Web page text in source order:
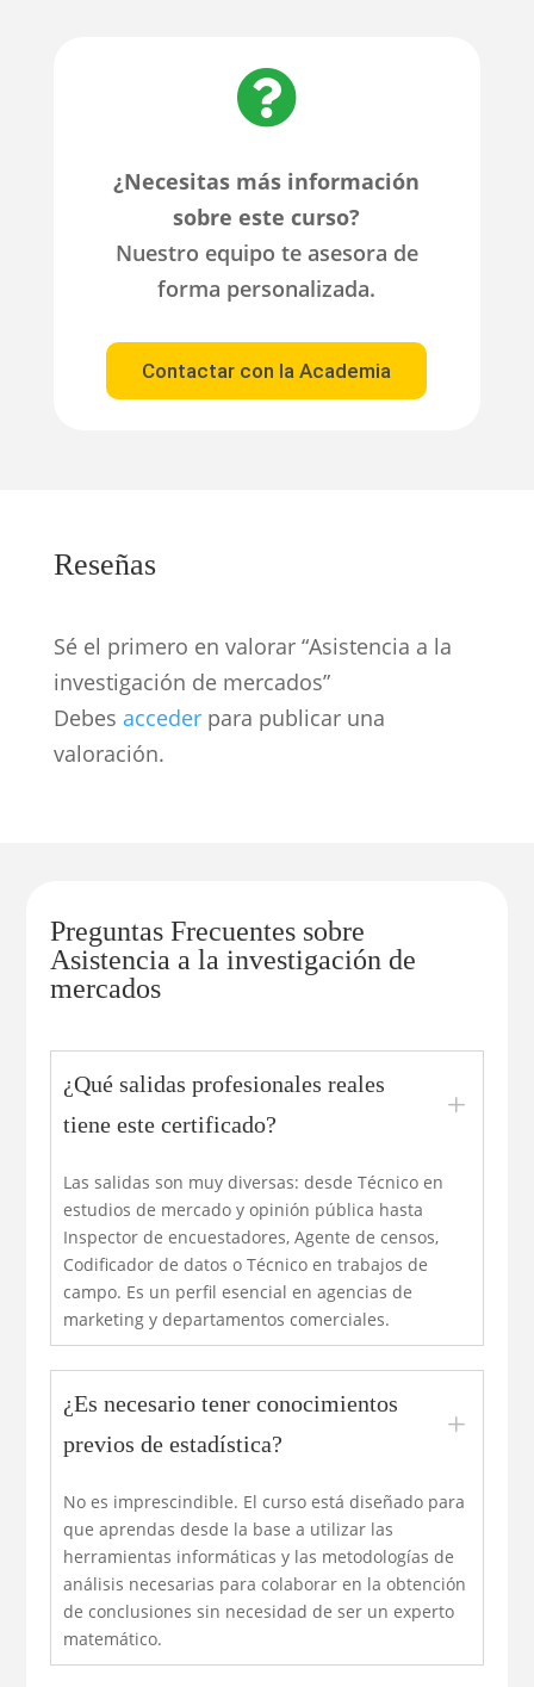

¿Necesitas más información
sobre este curso?
Nuestro equipo te asesora de
forma personalizada.
Contactar con la Academia
Reseñas
Sé el primero en valorar “Asistencia a la
investigación de mercados”
Debes accederpara publicar una
valoración.
Preguntas Frecuentes sobre
Asistencia a la investigación de
mercados
¿Qué salidas profesionales reales
tiene este certificado?
L
Las salidas son muy diversas: desde Técnico en
estudios de mercado y opinión pública hasta
Inspector de encuestadores, Agente de censos,
Codificador de datos o Técnico en trabajos de
campo. Es un perfil esencial en agencias de
marketing y departamentos comerciales.
¿Es necesario tener conocimientos
previos de estadística?
L
No es imprescindible. El curso está diseñado para
que aprendas desde la base a utilizar las
herramientas informáticas y las metodologías de
análisis necesarias para colaborar en la obtención
de conclusiones sin necesidad de ser un experto
matemático.